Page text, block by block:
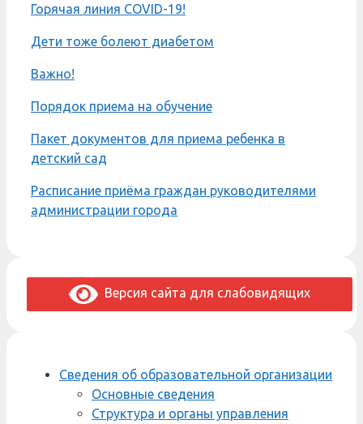
Горячая линия COVID-19!
Дети тоже болеют диабетом
Важно!
Порядок приема на обучение
Пакет документов для приема ребенка в
детский сад
Расписание приёма граждан руководителями
администрации города
Версия сайта для слабовидящих
Сведения об образовательной организации
Основные сведения
Структура и органы управления